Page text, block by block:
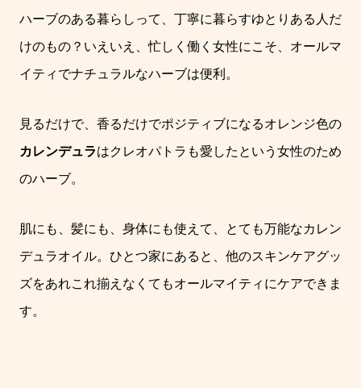
ハーブのある暮らしって、丁寧に暮らすゆとりある人だ
けのもの？ いえいえ、忙しく働く女性にこそ、オールマ
イティでナチュラルなハーブは便利 。
見るだけで、香るだけでポジティブになるオレンジ色の
カレンデュラはクレオパトラも愛したという女性のため
のハーブ。
肌にも、髪にも、身体にも使えて、とても万能なカレン
デュラオイル。ひとつ家にあると、他のスキンケアグッ
ズをあれこれ揃えなくてもオールマイティにケアできま
す。